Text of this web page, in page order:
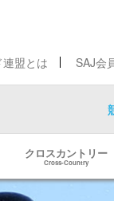
盟とは SAJ会
クロスカントリー
Cross-Country